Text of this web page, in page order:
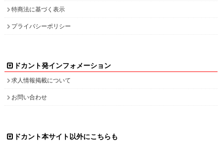
特商法に基づく表示
プライバシーポリシー
ドカント発インフォメーション
求人情報掲載について
お問い合わせ
ドカント本サイト以外にこちらも